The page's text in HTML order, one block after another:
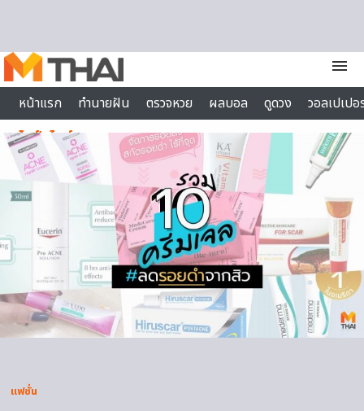
menu
หน้าแรก
ทำนายฝัน ตรวจหวย ผลบอล ดูดวง
วอลเปเป
ไลฟ์สไตล์
แฟชั่น